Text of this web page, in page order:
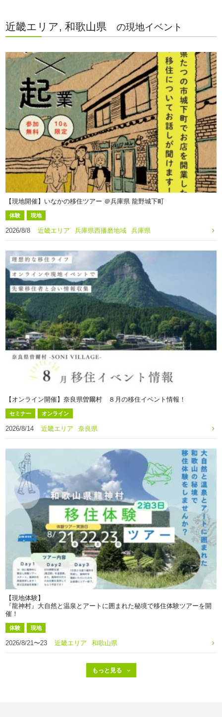
近畿エリア, 和歌山県 の現地イベント
【現地開催】いなかの移住ツアー ＠兵庫県 龍野城下町
体験 現地
2026/8/8 近畿エリア 兵庫県西播磨地域 兵庫県
【オンライン開催】奈良県曽爾村 ８月の移住イベント情報！
セミナー オンライン
2026/8/14 近畿エリア 奈良県
【現地体験】
『龍神村』大自然と温泉とアートに囲まれた秘境で移住体験ツアーを開
催！
体験 現地
2026/8/21〜23 近畿エリア 和歌山県